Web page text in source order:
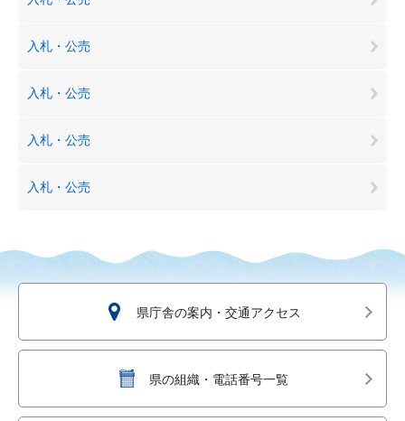
入札・公売
入札・公売
入札・公売
入札・公売
県庁舎の案内・交通アクセス
県の組織・電話番号一覧